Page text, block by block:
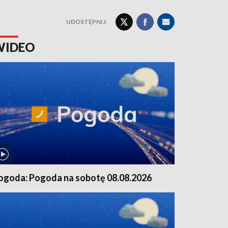
UDOSTĘPNIJ:
Pogoda na sobotę 08.08.2026